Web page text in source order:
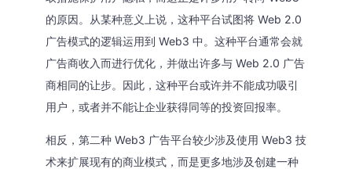
的原因。从某种意义上说，这种平台试图将 Web 2.0
广告模式的逻辑运用到 Web3 中。这种平台通常会就
广告商收入而进行优化，并做出许多与 Web 2.0 广告
商相同的让步。因此，这种平台或许并不能成功吸引
用户，或者并不能让企业获得同等的投资回报率。
相反，第二种 Web3 广告平台较少涉及使用 Web3 技
术来扩展现有的商业模式，而是更多地涉及创建一种